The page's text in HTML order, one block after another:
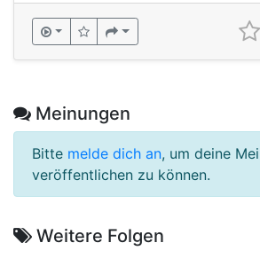
Meinungen
Bitte melde dich an, um deine
veröffentlichen zu können.
Weitere Folgen